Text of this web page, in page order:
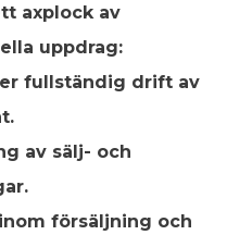
axplock av
uppdrag:
fullständig drift av
av sälj- och
försäljning och